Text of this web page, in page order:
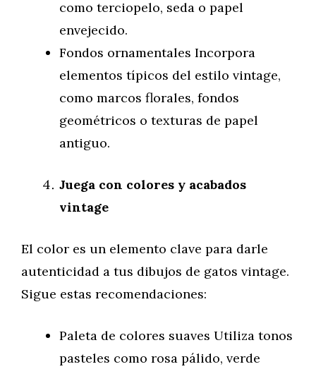
como terciopelo, seda o papel
envejecido.
Fondos ornamentales Incorpora
elementos típicos del estilo vintage,
como marcos florales, fondos
geométricos o texturas de papel
antiguo.
Juega con colores y acabados
vintage
El color es un elemento clave para darle
autenticidad a tus dibujos de gatos vintage.
Sigue estas recomendaciones:
Paleta de colores suaves Utiliza tonos
pasteles como rosa pálido, verde